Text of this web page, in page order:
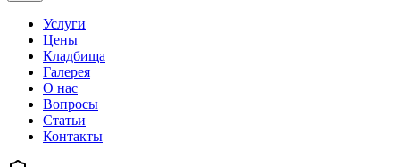
Услуги
Цены
Кладбища
Галерея
О нас
Вопросы
Статьи
Контакты